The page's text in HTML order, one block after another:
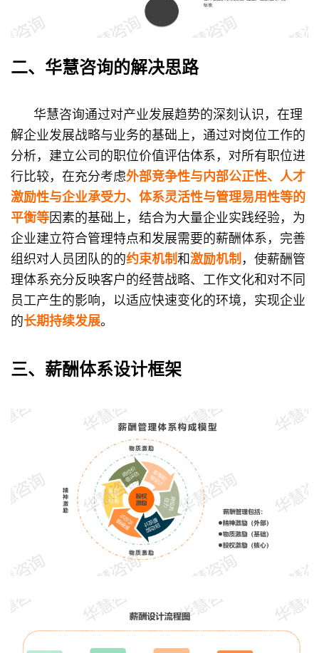
二、华慧咨询的解决思路
华慧咨询通过对产业发展趋势的深刻认识，在理
解企业发展战略与业务的基础上，通过对岗位工作的
分析，建立公司的职位价值评估体系，对所有职位进
行比较，在充分考虑外部竞争性与内部公正性、人才
激励性与企业承受力、体系灵活性与管理易用性等的
平衡等因素的基础上，结合为大量企业实践经验，为
企业建立符合管理特点和发展需要的薪酬体系，完善
组织对人员团队的的约束机制和激励机制 ，使薪酬管
理体系充分反映客户的经营战略、工作文化和对不同
员工产生的影响，以适应快速变化的环境，实现企业
的长期持续发展。
三、薪酬体系设计框架